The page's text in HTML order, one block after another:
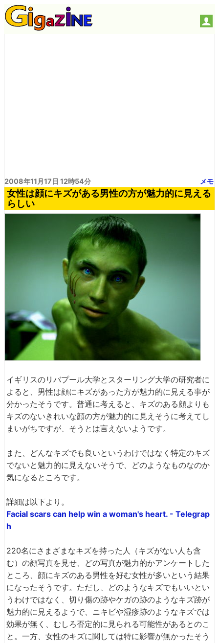
2008年11月17日 12時54分 メモ
女性は顔にキズがある男性の方が魅力的に見える
らしい
イギリスのリバプール大学とスターリング大学の研究者に
よると、男性は顔にキズがあった方が魅力的に見える事が
分かったそうです。普通に考えると、キズのある顔よりも
キズのないきれいな顔の方が魅力的に見えそうに考えてし
まいがちですが、そうとは言えないようです。
また、どんなキズでも良いというわけではなく特定のキズ
でないと魅力的に見えないそうで、どのようなものなのか
気になるところです。
詳細は以下より。
Facial scars can help win a woman's heart. - Telegrap
h
220名にさまざまなキズを持った人（キズがない人も含
む）の顔写真を見せ、どの写真が魅力的かアンケートした
ところ、顔にキズのある男性を好む女性が多いという結果
になったそうです。ただし、どのようなキズでもいいとい
うわけではなく、切り傷の跡やケガの跡のようなキズ跡が
魅力的に見えるようで、ニキビや湿疹跡のようなキズでは
効果が無く、むしろ否定的に見られる可能性があるとのこ
と。一方、女性のキズに関しては特に影響が無かったそう